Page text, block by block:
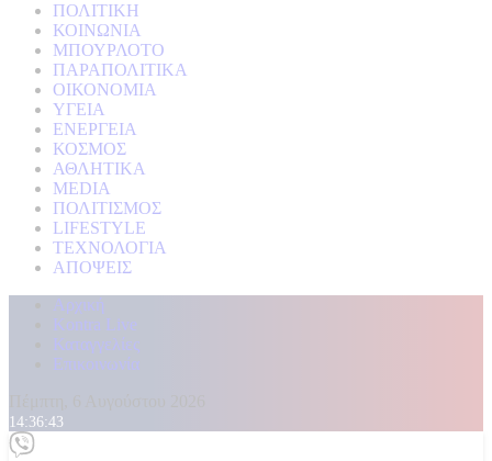
ΠΟΛΙΤΙΚΗ
ΚΟΙΝΩΝΙΑ
ΜΠΟΥΡΛΟΤΟ
ΠΑΡΑΠΟΛΙΤΙΚΑ
ΟΙΚΟΝΟΜΙΑ
ΥΓΕΙΑ
ΕΝΕΡΓΕΙΑ
ΚΟΣΜΟΣ
ΑΘΛΗΤΙΚΑ
MEDIA
ΠΟΛΙΤΙΣΜΟΣ
LIFESTYLE
ΤΕΧΝΟΛΟΓΙΑ
ΑΠΟΨΕΙΣ
Αρχική
Kontra Live
Καταγγελίες
Επικοινωνία
14:36:44